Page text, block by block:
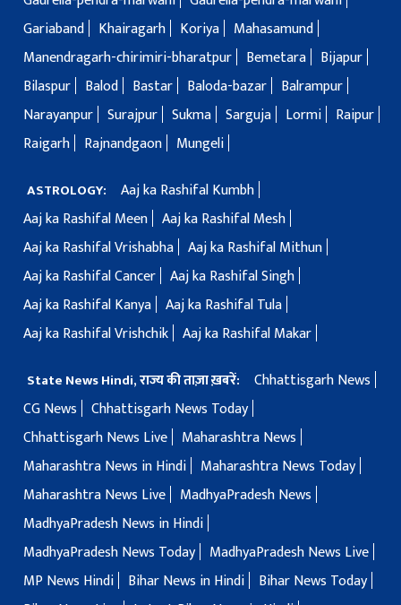
Gariaband
Khairagarh Koriya
Mahasamund
Manendragarh-chirimiri-bharatpur
Bemetara
Bijapur
Bilaspur
Balod Bastar Baloda-bazar
Balrampur
Narayanpur Surajpur Sukma Sarguja Lormi
Raipur
Raigarh
Rajnandgaon Mungeli
ASTROLOGY:
Aaj ka Rashifal Kumbh
Aaj ka Rashifal Meen Aaj ka Rashifal Mesh
Aaj ka Rashifal Vrishabha Aaj ka Rashifal Mithun
Aaj ka Rashifal Cancer Aaj ka Rashifal Singh
Aaj ka Rashifal Kanya Aaj ka Rashifal Tula
Aaj ka Rashifal Vrishchik Aaj ka Rashifal Makar
State News Hindi, राज्य की ताज़ा ख़बरें:
Chhattisgarh News
CG News
Chhattisgarh News Today
Chhattisgarh News Live
Maharashtra News
Maharashtra News in Hindi
Maharashtra News Today
Maharashtra News Live
MadhyaPradesh News
MadhyaPradesh News in Hindi
MadhyaPradesh News Today
MadhyaPradesh News Live
MP News Hindi
Bihar News in Hindi
Bihar News Today